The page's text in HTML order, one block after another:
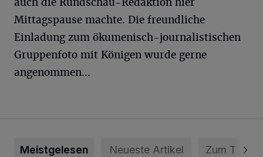
Mittagspause machte. Die freundliche
Einladung zum ökumenisch-journalistischen
Gruppenfoto mit Königen wurde gerne
angenommen...
Meistgelesen Neueste Artikel Zum Thema